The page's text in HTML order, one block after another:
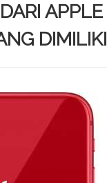
APPLE
DIMILIKI